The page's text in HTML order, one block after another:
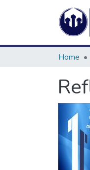
Home